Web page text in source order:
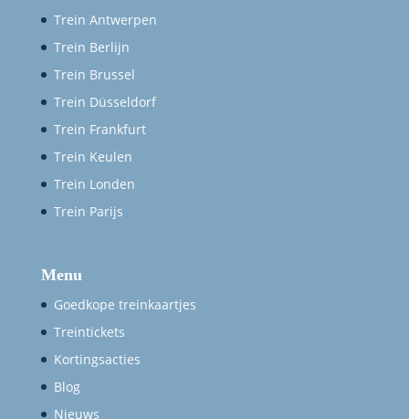
Trein Antwerpen
Trein Berlijn
Trein Brussel
Trein Düsseldorf
Trein Frankfurt
Trein Keulen
Trein Londen
Trein Parijs
Menu
Goedkope treinkaartjes
Treintickets
Kortingsacties
Blog
Nieuws